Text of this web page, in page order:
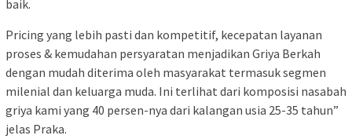
baik.
Pricing yang lebih pasti dan kompetitif, kecepatan layanan
proses & kemudahan persyaratan menjadikan Griya Berkah
dengan mudah diterima oleh masyarakat termasuk segmen
milenial dan keluarga muda. Ini terlihat dari komposisi nasabah
griya kami yang 40 persen-nya dari kalangan usia 25-35 tahun”
jelas Praka.